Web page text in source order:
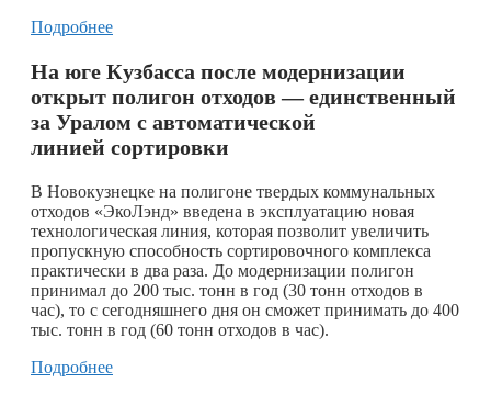
Подробнее
На юге Кузбасса после модернизации
открыт полигон отходов — единственный
за Уралом с автоматической
линией сортировки
В Новокузнецке на полигоне твердых коммунальных
отходов «ЭкоЛэнд» введена в эксплуатацию новая
технологическая линия, которая позволит увеличить
пропускную способность сортировочного комплекса
практически в два раза. До модернизации полигон
принимал до 200 тыс. тонн в год (30 тонн отходов в
час), то с сегодняшнего дня он сможет принимать до 400
тыс. тонн в год (60 тонн отходов в час).
Подробнее